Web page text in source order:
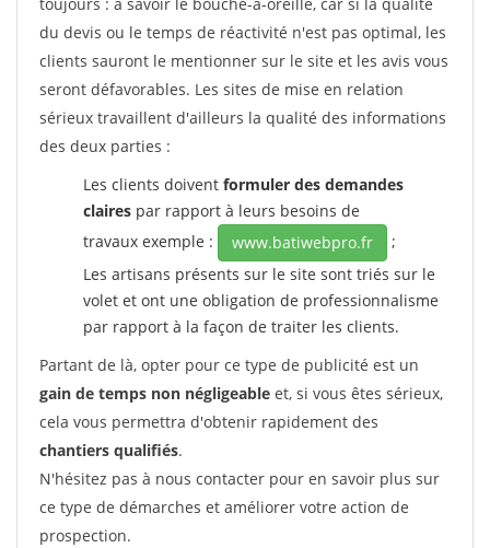
du devis ou le temps de réactivité n'est pas optimal, les
clients sauront le mentionner sur le site et les avis vous
seront défavorables. Les sites de mise en relation
sérieux travaillent d'ailleurs la qualité des informations
des deux parties :
Les clients doivent formuler des demandes
claires par rapport à leurs besoins de
travaux exemple :
www.batiwebpro.fr
;
Les artisans présents sur le site sont triés sur le
volet et ont une obligation de professionnalisme
par rapport à la façon de traiter les clients.
Partant de là, opter pour ce type de publicité est un
gain de temps non négligeable et, si vous êtes sérieux,
cela vous permettra d'obtenir rapidement des
chantiers qualifiés.
N'hésitez pas à nous contacter pour en savoir plus sur
ce type de démarches et améliorer votre action de
prospection.